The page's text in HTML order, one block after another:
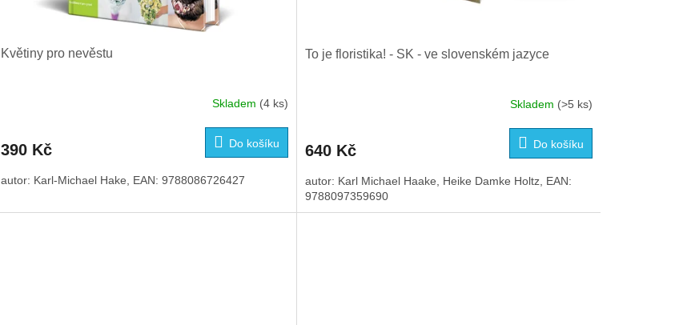
Květiny pro nevěstu
Skladem (4 ks)
390 Kč Do košíku
autor: Karl-Michael Hake, EAN: 9788086726427
To je floristika! - SK - ve slovenském jazyce
Skladem (>5 ks)
640 Kč Do košíku
autor: Karl Michael Haake, Heike Damke Holtz, EAN:
9788097359690